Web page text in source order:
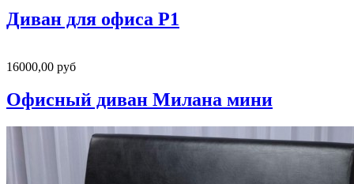
Диван для офиса Р1
16000,00 руб
Офисный диван Милана мини